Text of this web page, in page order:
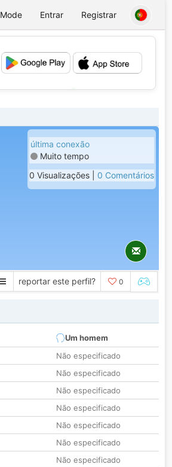
Mode Entrar Registrar
💕
última conexão
Muito tempo
0 Visualizações | 0 Comentários
reportar este perfil? 0
Um homem
Não especificado
Não especificado
Não especificado
Não especificado
Não especificado
Não especificado
Não especificado